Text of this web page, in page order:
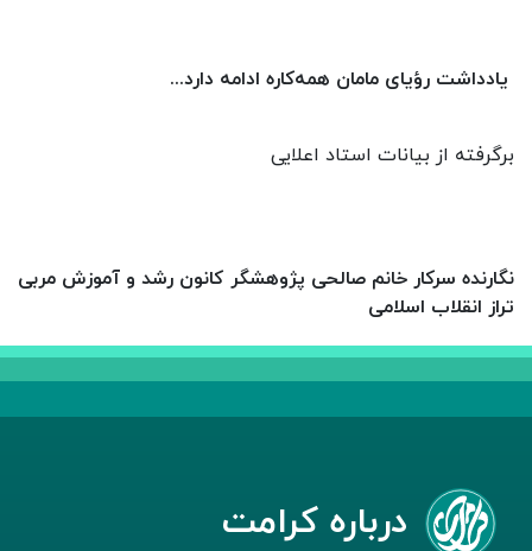
یادداشت رؤیای مامان همه‌کاره ادامه دارد...
برگرفته از بیانات استاد اعلایی
نگارنده سرکار خانم صالحی پژوهشگر کانون رشد و آموزش مربی
تراز انقلاب اسلامی
درباره کرامت